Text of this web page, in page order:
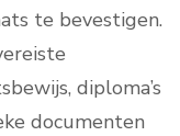
te bevestigen.
diploma’s
documenten